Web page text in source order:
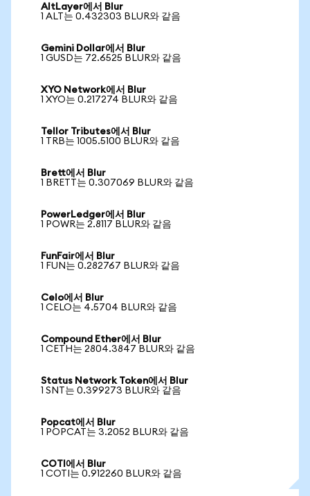
AltLayer에서 Blur
1 ALT는 0.432303 BLUR와 같음
Gemini Dollar에서 Blur
1 GUSD는 72.6525 BLUR와 같음
XYO Network에서 Blur
1 XYO는 0.217274 BLUR와 같음
Tellor Tributes에서 Blur
1 TRB는 1005.5100 BLUR와 같음
Brett에서 Blur
1 BRETT는 0.307069 BLUR와 같음
PowerLedger에서 Blur
1 POWR는 2.8117 BLUR와 같음
FunFair에서 Blur
1 FUN는 0.282767 BLUR와 같음
Celo에서 Blur
1 CELO는 4.5704 BLUR와 같음
Compound Ether에서 Blur
1 CETH는 2804.3847 BLUR와 같음
Status Network Token에서 Blur
1 SNT는 0.399273 BLUR와 같음
Popcat에서 Blur
1 POPCAT는 3.2052 BLUR와 같음
COTI에서 Blur
1 COTI는 0.912260 BLUR와 같음